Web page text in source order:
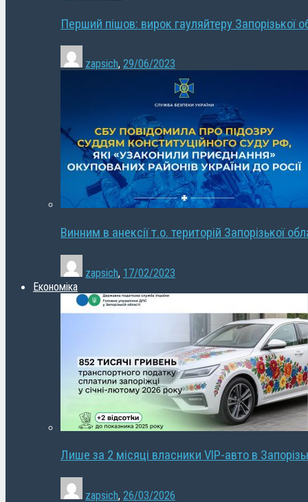
Перший пішов: вирок гауляйтеру Запорізької
zapsich, 29/06/2023
Винним в анексії т.о. територій Запорізької
zapsich, 17/02/2023
Економіка
Лише за 2 місяці власники VIP-авто в
zapsich, 26/03/2026